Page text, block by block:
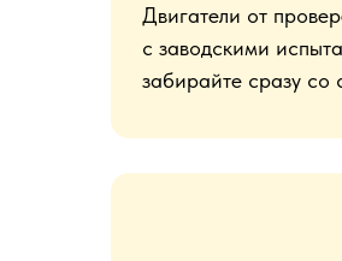
Двигатели от
с заводскими
забирайте сразу со